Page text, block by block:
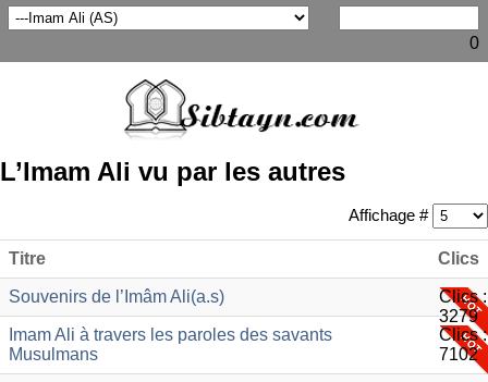
0
L’Imam Ali vu par les autres
Affichage #
Titre Clics
Souvenirs de l’Imâm Ali(a.s)
Clics :
3279
Imam Ali à travers les paroles des savants
Musulmans
Clics :
7102